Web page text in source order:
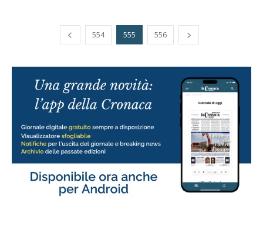
554 555 556